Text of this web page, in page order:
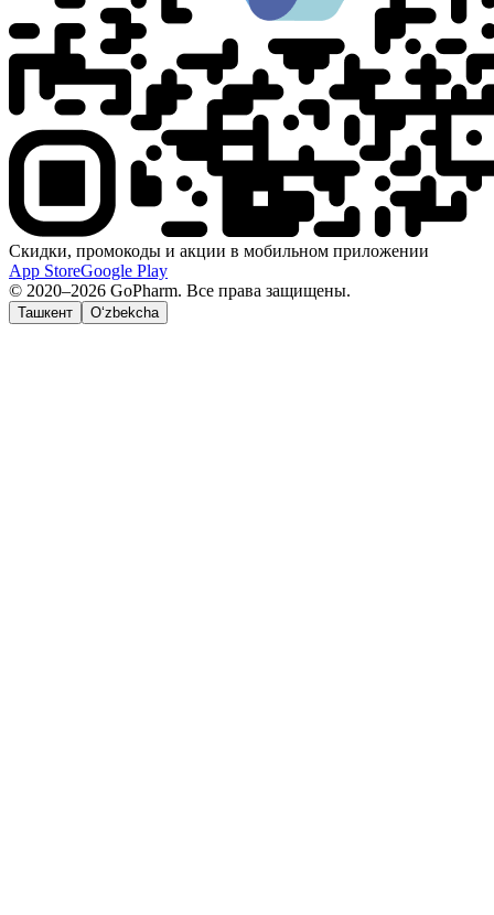
Скидки, промокоды и акции в мобильном приложении
App StoreGoogle Play
© 2020–2026 GoPharm. Все права защищены.
Ташкент O‘zbekcha